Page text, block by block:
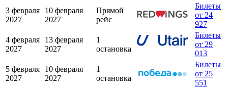
3 февраля
2027
10 февраля
2027
Прямой
рейс
Билеты
от 24
927
4 февраля
2027
13 февраля
2027
1
остановка
Билеты
от 29
013
5 февраля
2027
10 февраля
2027
1
остановка
Билеты
от 25
551